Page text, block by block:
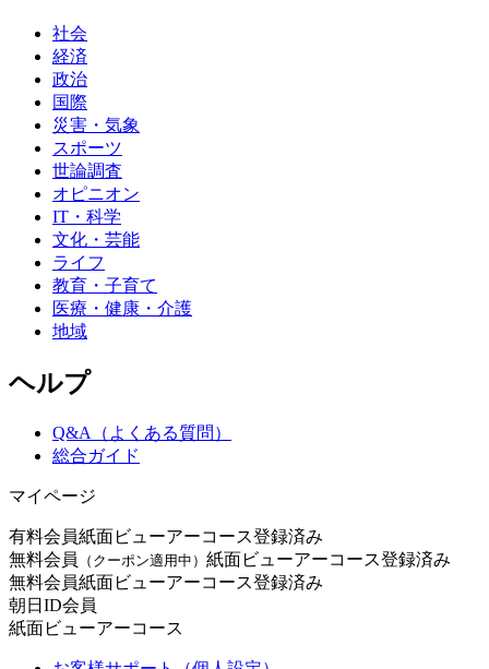
社会
経済
政治
国際
災害・気象
スポーツ
世論調査
オピニオン
IT・科学
文化・芸能
ライフ
教育・子育て
医療・健康・介護
地域
ヘルプ
Q&A（よくある質問）
総合ガイド
マイページ
有料会員紙面ビューアーコース登録済み
無料会員
（クーポン適用中） 紙面ビューアーコース登録済み
無料会員紙面ビューアーコース登録済み
朝日ID会員
紙面ビューアーコース